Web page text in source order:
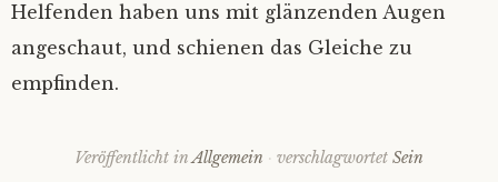
Helfenden haben uns mit glänzenden Augen
angeschaut, und schienen das Gleiche zu
empfinden.
Veröffentlicht in Allgemein verschlagwortet Sein